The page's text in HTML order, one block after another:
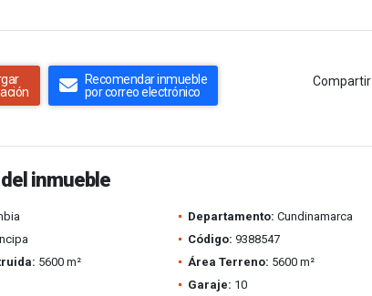
Recomendar inmueble
por correo electrónico
Compartir
inmueble
Departamento: Cundinamarca
Código: 9388547
5600 m² Área Terreno: 5600 m²
Garaje: 10